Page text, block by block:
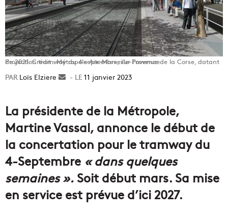
Projection tramway du 4 septembre, sur l'avenue de la Corse, datant de 2021. Crédit : Métropole Aix-Marseille-Provence
Loïs Elziere
Envoyer11 janvier 2023
La présidente de la Métropole,
Martine Vassal, annonce le début de
la concertation pour le tramway du
4-Septembre « dans quelques
semaines ».Soit début mars. Sa mise
en service est prévue d’ici 2027.